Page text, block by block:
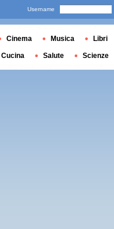
Username
Cinema Musica Libri
Cucina Salute Scienze